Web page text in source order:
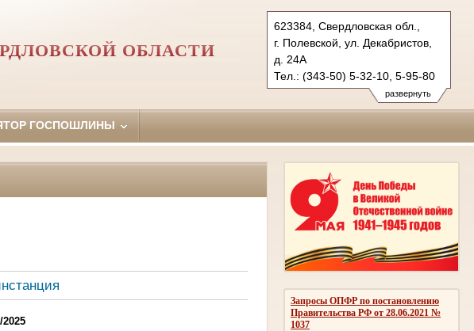
развернуть
623384, Свердловская обл.,
г. Полевской, ул. Декабристов,
д. 24А
Тел.: (343-50) 5-32-10, 5-95-80
polevskoy.svd@sudrf.ru
ОБЛАСТИ
ГОСПОШЛИНЫ
Запросы ОПФР по постановлению
Правительства РФ от 28.06.2021 №
1037